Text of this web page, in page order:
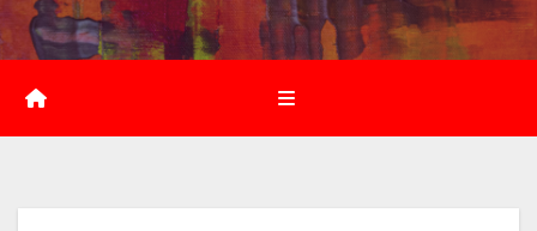
Saltar
al
contenido